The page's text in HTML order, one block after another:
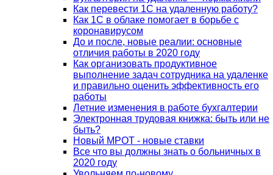
Как перевести 1С на удаленную работу?
Как 1С в облаке помогает в борьбе с
коронавирусом
До и после, новые реалии: основные
отличия работы в 2020 году
Как организовать продуктивное
выполнение задач сотрудника на удаленке
и правильно оценить эффективность его
работы
Летние изменения в работе бухгалтерии
Электронная трудовая книжка: быть или не
быть?
Новый МРОТ - новые ставки
Все что вы должны знать о больничных в
2020 году